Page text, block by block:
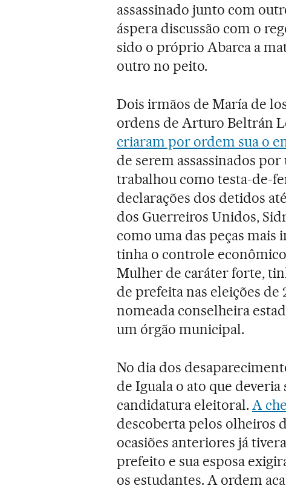
assassinado junto com
áspera discussão com o
sido o próprio Abarca a
outro no peito.
Dois irmãos de María de
ordens de Arturo Beltrán
criaram por ordem sua o
de serem assassinados
trabalhou como testa-de-
declarações dos detidos
dos Guerreiros Unidos,
como uma das peças
tinha o controle
Mulher de caráter forte,
de prefeita nas eleições de
nomeada conselheira
um órgão municipal.
No dia dos
de Iguala o ato que
candidatura eleitoral. A
descoberta pelos olheiros
ocasiões anteriores já
prefeito e sua esposa
os estudantes. A ordem